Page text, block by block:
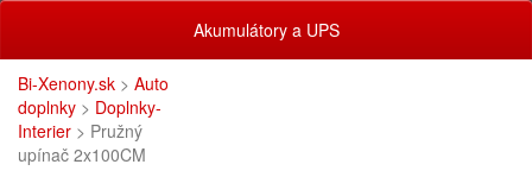
Akumulátory a UPS
Bi-Xenony.sk > Auto
doplnky > Doplnky-
Interier > Pružný
upínač 2x100CM